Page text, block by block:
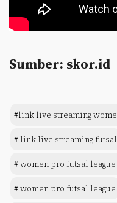
Sumber: skor.id
#link live streaming
# link live streaming futsal
# women pro futsal league
# women pro futsal league